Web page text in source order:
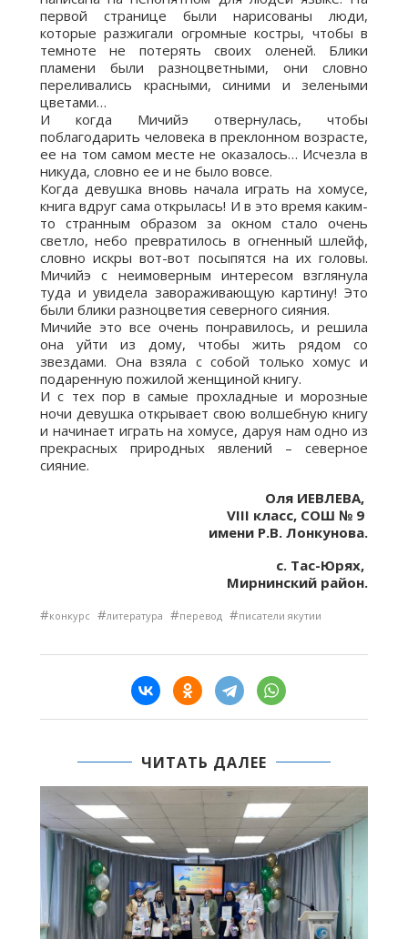
первой странице были нарисованы люди,
которые разжигали огромные костры, чтобы в
темноте не потерять своих оленей. Блики
пламени были разноцветными, они словно
переливались красными, синими и зелеными
цветами…
И когда Мичийэ отвернулась, чтобы
поблагодарить человека в преклонном возрасте,
ее на том самом месте не оказалось… Исчезла в
никуда, словно ее и не было вовсе.
Когда девушка вновь начала играть на хомусе,
книга вдруг сама открылась! И в это время каким-
то странным образом за окном стало очень
светло, небо превратилось в огненный шлейф,
словно искры вот-вот посыпятся на их головы.
Мичийэ с неимоверным интересом взглянула
туда и увидела завораживающую картину! Это
были блики разноцветия северного сияния.
Мичийе это все очень понравилось, и решила
она уйти из дому, чтобы жить рядом со
звездами. Она взяла с собой только хомус и
подаренную пожилой женщиной книгу.
И с тех пор в самые прохладные и морозные
ночи девушка открывает свою волшебную книгу
и начинает играть на хомусе, даруя нам одно из
прекрасных природных явлений – северное
сияние.
Оля ИЕВЛЕВА,
VIII класс, СОШ № 9
имени Р.В. Лонкунова.
с. Тас-Юрях,
Мирнинский район.
#конкурс #литература #перевод #писатели якутии
ЧИТАТЬ ДАЛЕЕ